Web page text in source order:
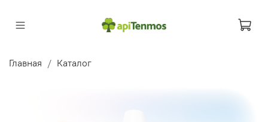
Главная Каталог